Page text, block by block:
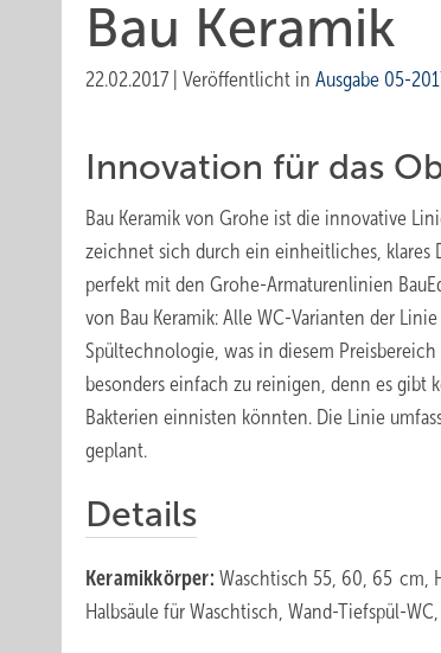
Bau Keramik
22.02.2017 Veröffentlicht in Ausgabe 05-
Innovation für das
Bau Keramik von Grohe ist die innovative
zeichnet sich durch ein einheitliches, klares
perfekt mit den Grohe-Armaturenlinien
von Bau Keramik: Alle WC-Varianten der
Spültechnologie, was in diesem
besonders einfach zu reinigen, denn es gibt
Bakterien einnisten könnten. Die Linie
geplant.
Details
Keramikkörper: Waschtisch 55, 60, 65 cm,
Halbsäule für Waschtisch, Wand-Tiefspül-